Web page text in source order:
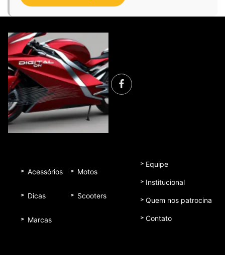
Acessórios
Dicas
Marcas
Motos
Scooters
Equipe
Institucional
Quem nos patrocina
Contato